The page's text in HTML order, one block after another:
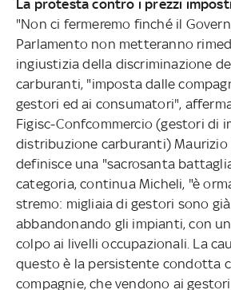
La protesta contro i prezzi
"Non ci fermeremo finché il
Parlamento non metteranno
ingiustizia della discriminazione
carburanti, "imposta dalle
gestori ed ai consumatori",
Figisc-Confcommercio (gestori di
distribuzione carburanti) Maurizio
definisce una "sacrosanta
categoria, continua Micheli, "è
stremo: migliaia di gestori sono
abbandonando gli impianti, con
colpo ai livelli occupazionali. La
questo è la persistente condotta
compagnie, che vendono ai